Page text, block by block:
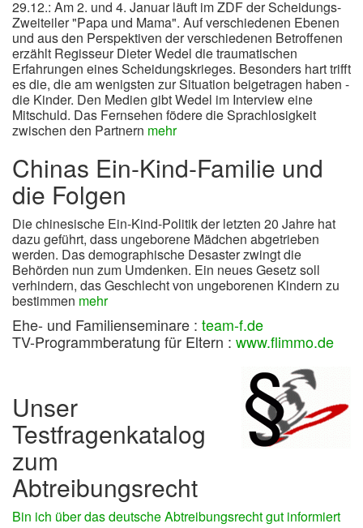
29.12.: Am 2. und 4. Januar läuft im ZDF der Scheidungs-
Zweiteiler "Papa und Mama". Auf verschiedenen Ebenen
und aus den Perspektiven der verschiedenen Betroffenen
erzählt Regisseur Dieter Wedel die traumatischen
Erfahrungen eines Scheidungskrieges. Besonders hart trifft
es die, die am wenigsten zur Situation beigetragen haben -
die Kinder. Den Medien gibt Wedel im Interview eine
Mitschuld. Das Fernsehen födere die Sprachlosigkeit
zwischen den Partnern mehr
Chinas Ein-Kind-Familie und
die Folgen
Die chinesische Ein-Kind-Politik der letzten 20 Jahre hat
dazu geführt, dass ungeborene Mädchen abgetrieben
werden. Das demographische Desaster zwingt die
Behörden nun zum Umdenken. Ein neues Gesetz soll
verhindern, das Geschlecht von ungeborenen Kindern zu
bestimmen mehr
Ehe- und Familienseminare : team-f.de
TV-Programmberatung für Eltern : www.flimmo.de
Unser
Testfragenkatalog
zum
Abtreibungsrecht
Bin ich über das deutsche Abtreibungsrecht gut informiert